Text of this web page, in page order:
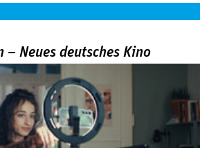
– Neues deutsches Kino